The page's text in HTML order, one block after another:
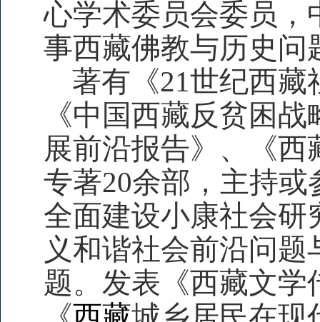
心学术委员会委员，
事西藏佛教与历史问
著有《21世纪西
《中国西藏反贫困
展前沿报告》、《
专著20余部，主持
全面建设小康社会研
义和谐社会前沿问
题。发表《西藏文